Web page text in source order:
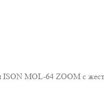
ISON MOL-64 ZOOM с